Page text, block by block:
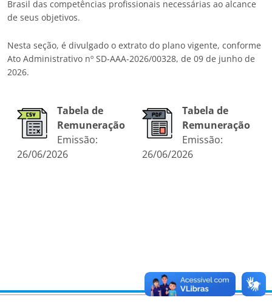
Brasil das competências profissionais necessárias ao alcance
de seus objetivos.
Nesta seção, é divulgado o extrato do plano vigente, conforme
Ato Administrativo nº SD-AAA-2026/00328, de 09 de junho de
2026.
Tabela de
Remuneração
Emissão:
26/06/2026
Tabela de
Remuneração
Emissão:
26/06/2026